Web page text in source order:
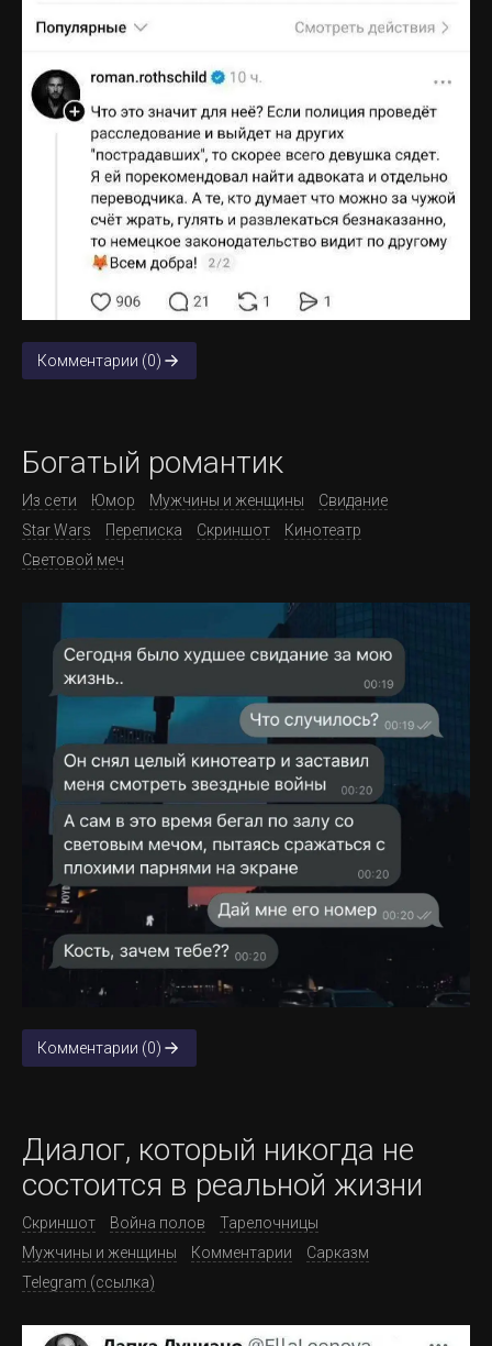
Комментарии (0)
Богатый романтик
Из сети Юмор Мужчины и женщины
Свидание
Star Wars
Переписка Скриншот
Кинотеатр
Световой меч
Комментарии (0)
Диалог, который никогда не
состоится в реальной жизни
Скриншот Война полов
Тарелочницы
Мужчины и женщины
Комментарии
Сарказм
Telegram (ссылка)